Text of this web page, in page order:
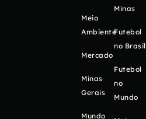
Meio
Ambiente
Mercado
Minas
Gerais
Mundo
Minas
Futebol
no Brasil
Futebol
no
Mundo